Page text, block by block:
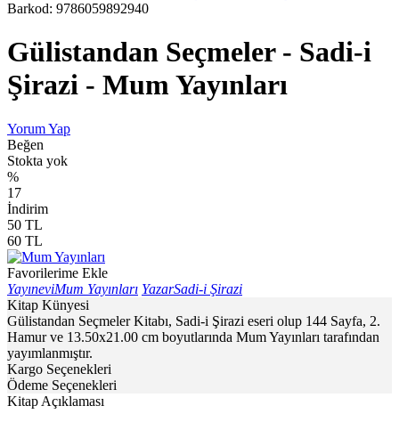
Barkod: 9786059892940
Gülistandan Seçmeler - Sadi-i
Şirazi - Mum Yayınları
Yorum Yap
Beğen
Stokta yok
%
17
İndirim
50 TL
60 TL
Favorilerime Ekle
YayıneviMum Yayınları YazarSadi-i Şirazi
Kitap Künyesi
Gülistandan Seçmeler Kitabı, Sadi-i Şirazi eseri olup 144 Sayfa, 2.
Hamur ve 13.50x21.00 cm boyutlarında Mum Yayınları tarafından
yayımlanmıştır.
Kargo Seçenekleri
Ödeme Seçenekleri
Kitap Açıklaması